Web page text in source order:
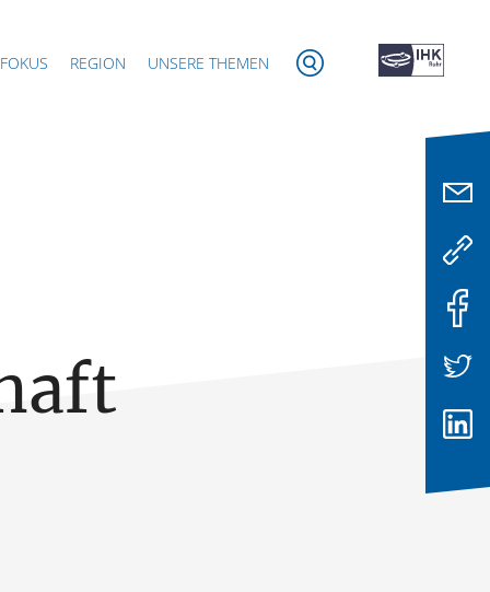
REGION UNSERE THEMEN